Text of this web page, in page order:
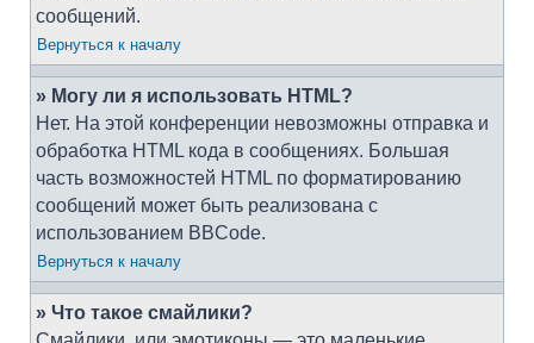
сообщений.
Вернуться к началу
» Могу ли я использовать HTML?
Нет. На этой конференции невозможны отправка и
обработка HTML кода в сообщениях. Большая
часть возможностей HTML по форматированию
сообщений может быть реализована с
использованием BBCode.
Вернуться к началу
» Что такое смайлики?